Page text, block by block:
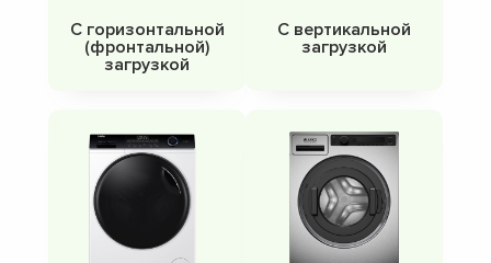
С горизонтальной
(фронтальной)
загрузкой
С вертикальной
загрузкой